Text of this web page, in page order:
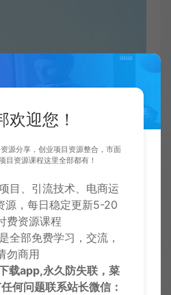
欢迎您！
源分享，创业项目资源整合，市面
目资源课程这里全部都有！
目、引流技术、电商运
源，每日稳定更新5-20
费资源课程
全部免费学习，交流，
勿商用
载app,永久防失联，菜
何问题联系站长微信：